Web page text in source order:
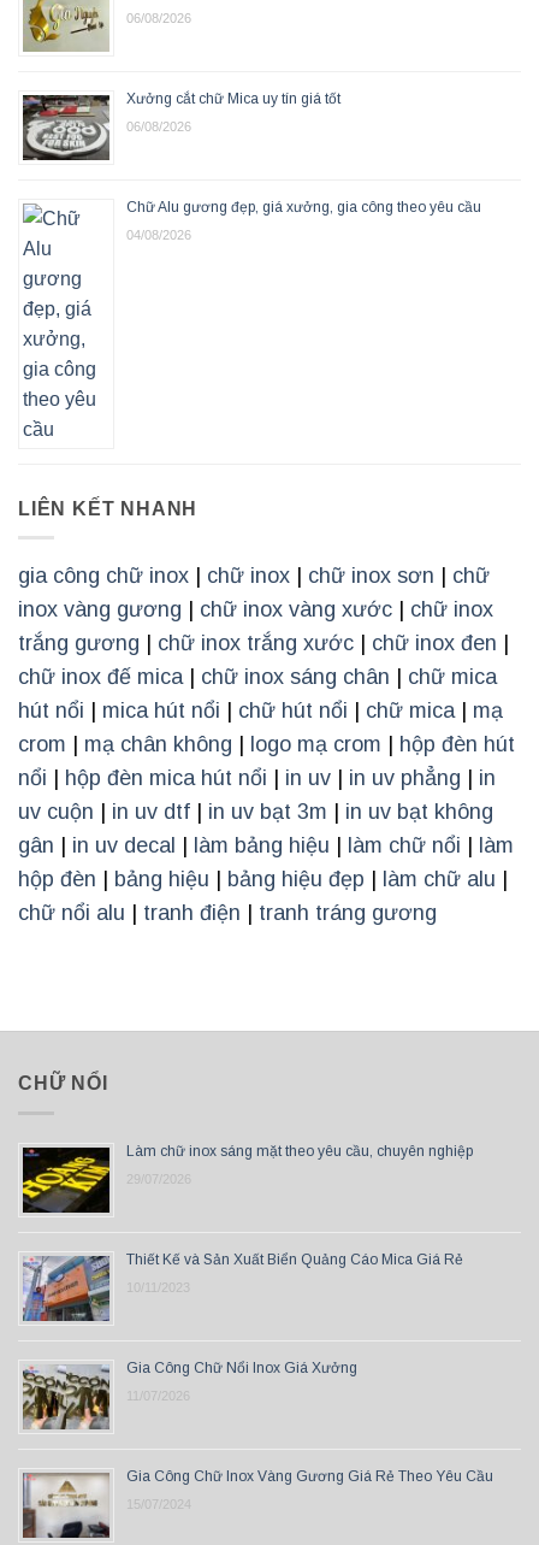
06/08/2026
Xưởng cắt chữ Mica uy tín giá tốt
06/08/2026
Chữ Alu gương đẹp, giá xưởng, gia công theo yêu cầu
04/08/2026
LIÊN KẾT NHANH
gia công chữ inox chữ inox chữ inox sơn
chữ
inox vàng gương
chữ inox vàng xước
chữ inox
trắng gương
chữ inox trắng xước chữ inox đen
chữ inox đế mica| chữ inox sáng chân
chữ mica
hút nổi
mica hút nổi chữ hút nổi chữ mica| mạ
crom
mạ chân không logo mạ crom
hộp đèn hút
nổi
hộp đèn mica hút nổi in uv in uv phẳng
in
uv cuộn
in uv dtf in uv bạt 3m
in uv bạt không
gân
in uv decal làm bảng hiệu làm chữ nổi
làm
hộp đèn
bảng hiệu bảng hiệu đẹp làm chữ alu
chữ nổi alu
tranh điện tranh tráng gương
CHỮ NỔI
Làm chữ inox sáng mặt theo yêu cầu, chuyên nghiệp
29/07/2026
Thiết Kế và Sản Xuất Biển Quảng Cáo Mica Giá Rẻ
10/11/2023
Gia Công Chữ Nổi Inox Giá Xưởng
11/07/2026
Gia Công Chữ Inox Vàng Gương Giá Rẻ Theo Yêu Cầu
15/07/2024